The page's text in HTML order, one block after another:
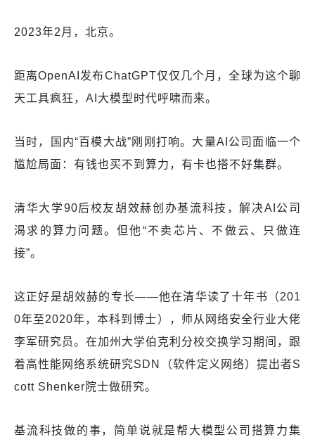
2023年2月，北京。
距离OpenAI发布ChatGPT仅仅几个月，全球为这个聊
天工具疯狂，AI大模型时代呼啸而来。
当时，国内“百模大战”刚刚打响。大量AI公司面临一个
尴尬局面：有钱也买不到算力，有卡也搭不好集群。
清华大学90后校友胡效赫创办基流科技，解决AI公司
渴求的算力问题。但他“不卖芯片、不做云、只做连
接”。
这正好是胡效赫的专长——他在清华读了十年书（201
0年至2020年，本科到博士），师从网络安全行业大佬
李军研究员。在加州大学伯克利分校交换学习期间，跟
着高性能网络系统研究SDN（软件定义网络）提出者S
cott Shenker院士做研究。
基流科技做的事，简单说就是帮大模型公司搭算力集